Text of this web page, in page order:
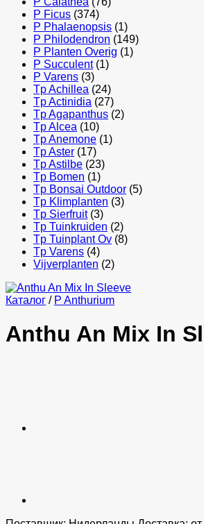
P Ficus (374)
P Phalaenopsis (1)
P Philodendron (149)
P Planten Overig (1)
P Succulent (1)
P Varens (3)
Tp Achillea (24)
Tp Actinidia (27)
Tp Agapanthus (2)
Tp Alcea (10)
Tp Anemone (1)
Tp Aster (17)
Tp Astilbe (23)
Tp Bomen (1)
Tp Bonsai Outdoor (5)
Tp Klimplanten (3)
Tp Sierfruit (3)
Tp Tuinkruiden (2)
Tp Tuinplant Ov (8)
Tp Varens (4)
Vijverplanten (2)
Каталог / P Anthurium
Anthu An Mix In